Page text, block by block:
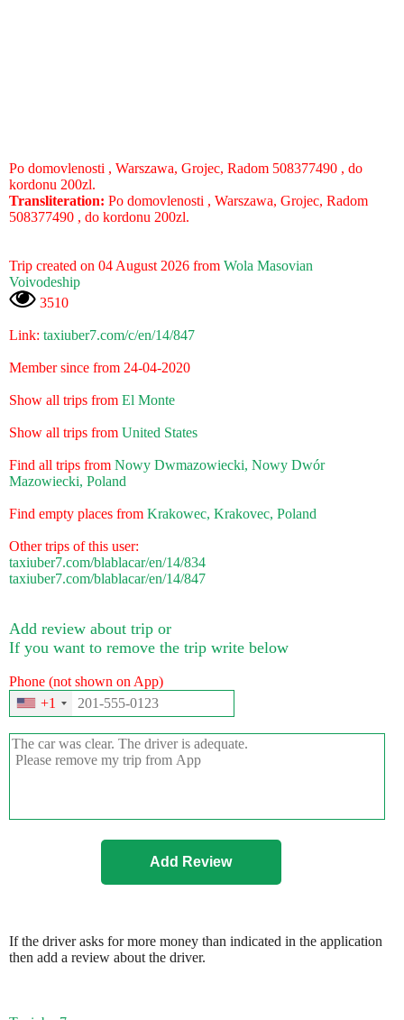
Po domovlenostі , Warszawa, Grojec, Radom 508377490 , do
kordonu 200zl.
Transliteration: Po domovlenostі , Warszawa, Grojec, Radom
508377490 , do kordonu 200zl.
Trip created on 04 August 2026 from Wola Masovian
Voivodeship
3510
Link: taxiuber7.com/c/en/14/847
Member since from 24-04-2020
Show all trips from El Monte
Show all trips from United States
Find all trips from Nowy Dwmazowiecki, Nowy Dwór
Mazowiecki, Poland
Find empty places from Krakowec, Krakovec, Poland
Other trips of this user:
taxiuber7.com/blablacar/en/14/834
taxiuber7.com/blablacar/en/14/847
Add review about trip or
If you want to remove the trip write below
Phone (not shown on App)
+1
If the driver asks for more money than indicated in the application
then add a review about the driver.